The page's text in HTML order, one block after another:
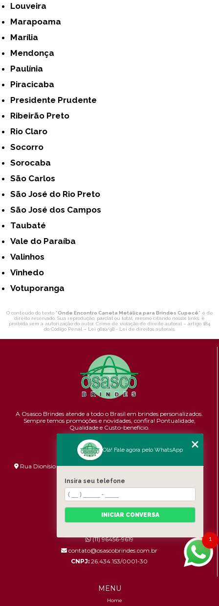
Louveira
Marapoama
Marília
Mendonça
Paulínia
Piracicaba
Presidente Prudente
Ribeirão Preto
Rio Claro
Socorro
Sorocaba
São Carlos
São José do Rio Preto
São José dos Campos
Taubaté
Vale do Paraíba
Valinhos
Vinhedo
Votuporanga
O conteúdo do texto "Onde Encontro Caneta Metálica para Brindes Cupecê" é de
direito reservado. Sua reprodução, parcial ou total, mesmo citando nossos links, é
proibida sem a autorização do autor. Crime de violação de direito autoral – artigo 184
do Código Penal – Lei 9610/98 - Lei de direitos autorais.
A Osasco Brindes atende a todo o Brasil em brindes personalizados.
Sempre temos promoções e novidades, confira! Pontualidade,
Qualidade e Custo-benefício.
ENDEREÇO
Rua Dionísio Bizarro, 233 - Umuarama - São Paulo - SP - 06036-
HORÁRIO DE ATENDIMENTO
Segunda à Sexta: 8:30h às 17:00h
(11) 96456-9619
contato@osascobrindes.com.br
CNPJ: 26.434.153/0001-30
MENU
Home
1
Olá! Fale agora pelo WhatsApp
Insira seu telefone
INICIAR CONVERSA